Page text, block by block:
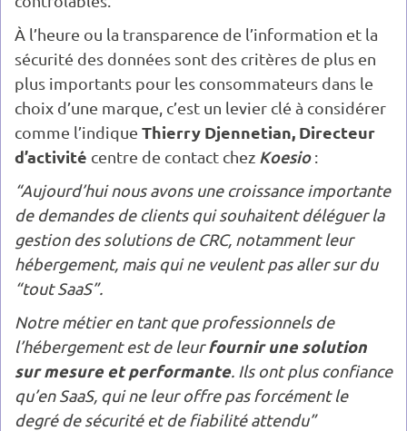
À l’heure ou la transparence de l’information et la
sécurité des données sont des critères de plus en
plus importants pour les consommateurs dans le
choix d’une marque, c’est un levier clé à considérer
comme l’indique Thierry Djennetian, Directeur
d’activité centre de contact chez Koesio:
“Aujourd’hui nous avons une croissance importante
de demandes de clients qui souhaitent déléguer la
gestion des solutions de CRC, notamment leur
hébergement, mais qui ne veulent pas aller sur du
“tout SaaS”.
Notre métier en tant que professionnels de
l’hébergement est de leurfournir une solution
sur mesure et performante. Ils ont plus confiance
qu’en SaaS, qui ne leur offre pas forcément le
degré de sécurité et de fiabilité attendu”